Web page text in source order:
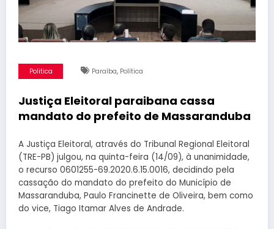
Politica Paraíba, Política
Justiça Eleitoral paraibana cassa
mandato do prefeito de Massaranduba
A Justiça Eleitoral, através do Tribunal Regional Eleitoral
(TRE-PB) julgou, na quinta-feira (14/09), à unanimidade,
o recurso 0601255-69.2020.6.15.0016, decidindo pela
cassação do mandato do prefeito do Município de
Massaranduba, Paulo Francinette de Oliveira, bem como
do vice, Tiago Itamar Alves de Andrade.